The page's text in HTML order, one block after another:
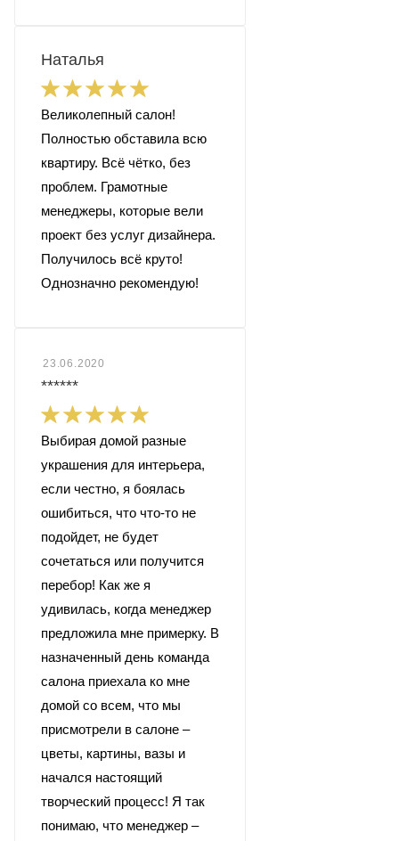
Наталья
Великолепный салон!
Полностью обставила всю
квартиру. Всё чётко, без
проблем. Грамотные
менеджеры, которые вели
проект без услуг дизайнера.
Получилось всё круто!
Однозначно рекомендую!
23.06.2020
******
Выбирая домой разные
украшения для интерьера,
если честно, я боялась
ошибиться, что что-то не
подойдет, не будет
сочетаться или получится
перебор! Как же я
удивилась, когда менеджер
предложила мне примерку. В
назначенный день команда
салона приехала ко мне
домой со всем, что мы
присмотрели в салоне –
цветы, картины, вазы и
начался настоящий
творческий процесс! Я так
понимаю, что менеджер –